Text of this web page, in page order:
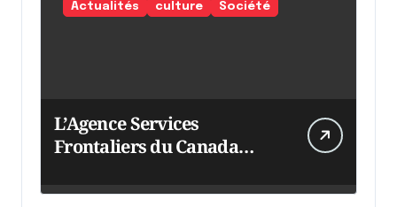
Actualités culture Société
L’Agence Services
Frontaliers du Canada